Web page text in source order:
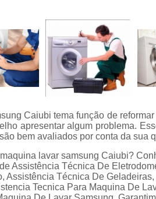
Assistencia Tecnica
Assistencia Tecnica
Assistencia Tecnica
Electrolux
Geladeira
Assistencia Tecnica de
Caiubi tema função de
apresentar algum problema.
bem avaliados por conta da sua
lavar samsung Caiubi?
Assistência Técnica De
Assistência Técnica De
Tecnica Para Maquina De